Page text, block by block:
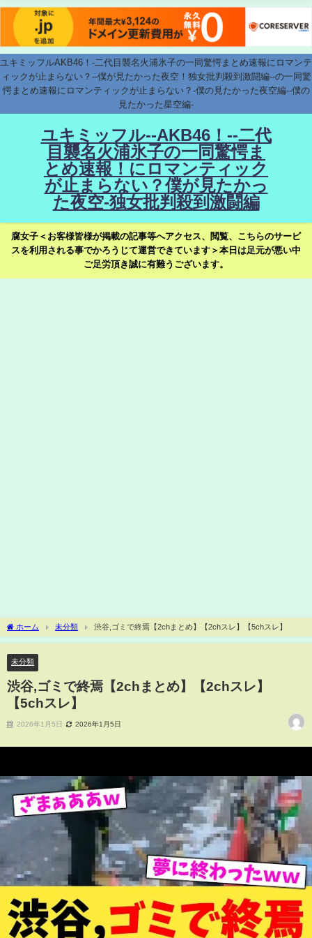
ユキミッフルAKB46！-二代目襲名火浦氷子の一同驚愕まとめ速報にロマンテ
ィックが止まらない？--僕が見たかった夜空！独女批判殺到激闘編--の一同驚
愕まとめ速報にロマンティックが止まらない？-僕の見たかった夜空編--僕の
見たかった星空編-
ユキミッフル--AKB46！--二代
目襲名火浦氷子の一同驚愕ま
とめ速報！にロマンティック
が止まらない？僕が見たかっ
た夜空-独女批判殺到激闘編
腐女子＜お客様皆様が掲載の記事等へアクセス、閲覧、こちらのサービ
スを利用される事でかろうじて運営できています＞本日は足元が悪い中
ご足労頂き誠に有難うございます。
ホーム 未分類 渋谷,ゴミで終焉【2chまとめ】【2chスレ】【5chスレ】
未分類
渋谷,ゴミで終焉【2chまとめ】【2chスレ】
【5chスレ】
2026年1月5日 2026年1月5日